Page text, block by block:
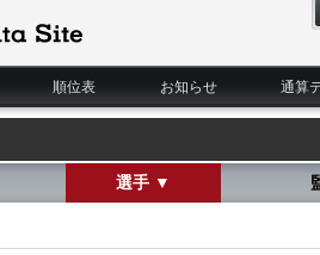
順位表 お知らせ 通算
選手 ▼